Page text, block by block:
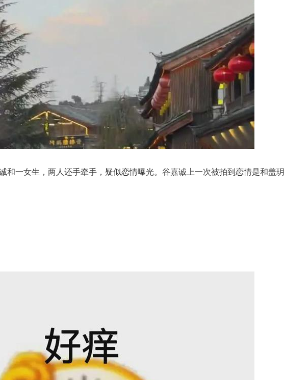
和一女生，两人还手牵手，疑似恋情曝光。谷嘉诚上一次被拍到恋情是和盖玥